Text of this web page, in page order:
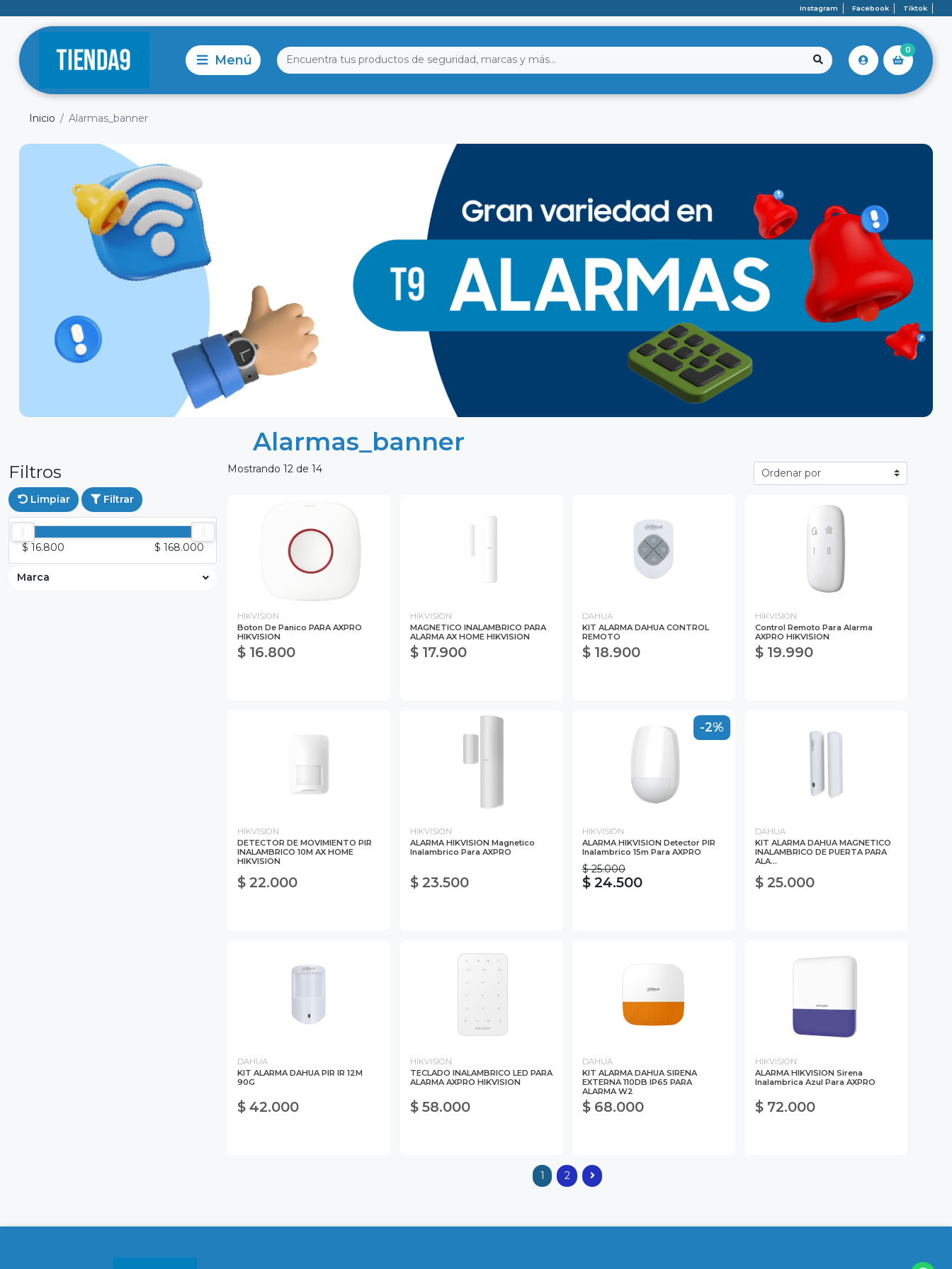
Instagram Facebook Tiktok
0
Inicio Alarmas_banner
Alarmas_banner
Filtros
Limpiar Filtrar
$ 16.800 $ 168.000
Marca
Mostrando 12 de 14
HIKVISION
Boton De Panico PARA AXPRO
HIKVISION
$ 16.800
HIKVISION
MAGNETICO INALAMBRICO PARA
ALARMA AX HOME HIKVISION
$ 17.900
DAHUA
KIT ALARMA DAHUA CONTROL
REMOTO
$ 18.900
HIKVISION
Control Remoto Para Alarma
AXPRO HIKVISION
$ 19.990
HIKVISION
DETECTOR DE MOVIMIENTO PIR
INALAMBRICO 10M AX HOME
HIKVISION
$ 22.000
HIKVISION
ALARMA HIKVISION Magnetico
Inalambrico Para AXPRO
$ 23.500
-2%
HIKVISION
ALARMA HIKVISION Detector PIR
Inalambrico 15m Para AXPRO
$ 25.000
$ 24.500
DAHUA
KIT ALARMA DAHUA MAGNETICO
INALAMBRICO DE PUERTA PARA
ALA...
$ 25.000
DAHUA
KIT ALARMA DAHUA PIR IR 12M
90G
$ 42.000
HIKVISION
TECLADO INALAMBRICO LED PARA
ALARMA AXPRO HIKVISION
$ 58.000
DAHUA
KIT ALARMA DAHUA SIRENA
EXTERNA 110DB IP65 PARA
ALARMA W2
$ 68.000
HIKVISION
ALARMA HIKVISION Sirena
Inalambrica Azul Para AXPRO
$ 72.000
1 2